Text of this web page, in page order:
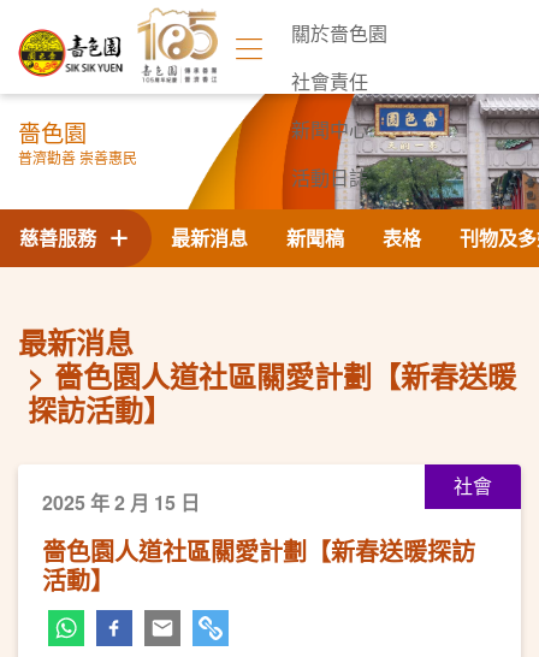
關於嗇色園
社會責任
新聞中心
活動日誌
聯絡我們
嗇色園
普濟勸善 崇善惠民
最新消息 新聞稿 表格 刊物及
慈善服務
最新消息
嗇色園人道社區關愛計劃【新春送暖
探訪活動】
社會
2025 年 2 月 15 日
嗇色園人道社區關愛計劃【新春送暖探訪
活動】